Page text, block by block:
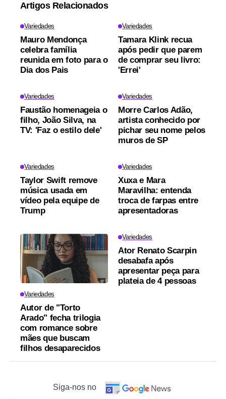
Artigos Relacionados
Variedades
Mauro Mendonça
celebra família
reunida em foto para o
Dia dos Pais
Variedades
Tamara Klink recua
após pedir que parem
de comprar seu livro:
'Errei'
Variedades
Faustão homenageia o
filho, João Silva, na
TV: 'Faz o estilo dele'
Variedades
Morre Carlos Adão,
artista conhecido por
pichar seu nome pelos
muros de SP
Variedades
Taylor Swift remove
música usada em
vídeo pela equipe de
Trump
Variedades
Xuxa e Mara
Maravilha: entenda
troca de farpas entre
apresentadoras
Variedades
Autor de "Torto
Arado" fecha trilogia
com romance sobre
mães que buscam
filhos desaparecidos
Variedades
Ator Renato Scarpin
desabafa após
apresentar peça para
plateia de 4 pessoas
Siga-nos no